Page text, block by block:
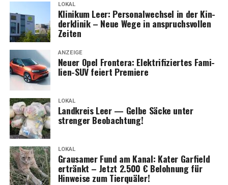
LOKAL
Kli­ni­kum Leer: Per­so­nal­wech­sel in der Kin­
der­kli­nik – Neue Wege in anspruchs­vol­len
Zeiten
ANZEIGE
Neu­er Opel Fron­te­ra: Elek­tri­fi­zier­tes Fami­
li­en-SUV fei­ert Premiere
LOKAL
Land­kreis Leer — Gel­be Säcke unter
stren­ger Beobachtung!
LOKAL
Grau­sa­mer Fund am Kanal: Kater Gar­field
ertränkt – Jetzt 2.500 € Beloh­nung für
Hin­wei­se zum Tierquäler!